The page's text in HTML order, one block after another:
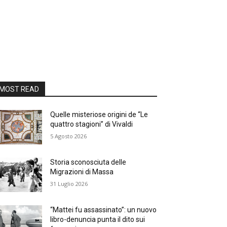
READ
Quelle misteriose origini de “Le
quattro stagioni” di Vivaldi
5 Agosto 2026
Storia sconosciuta delle
Migrazioni di Massa
31 Luglio 2026
“Mattei fu assassinato”: un nuovo
libro-denuncia punta il dito sui